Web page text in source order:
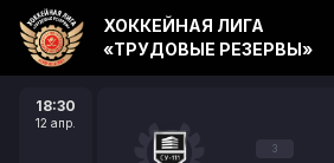
18:30
12 апр.
3
ХОККЕЙНАЯ ЛИГА
«ТРУДОВЫЕ РЕЗЕРВЫ»